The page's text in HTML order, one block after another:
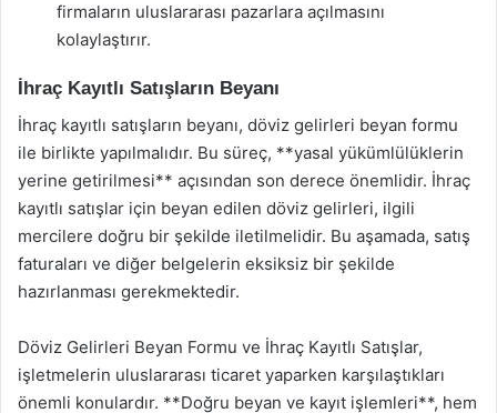
firmaların uluslararası pazarlara açılmasını
kolaylaştırır.
İhraç Kayıtlı Satışların Beyanı
İhraç kayıtlı satışların beyanı, döviz gelirleri beyan formu
ile birlikte yapılmalıdır. Bu süreç, **yasal yükümlülüklerin
yerine getirilmesi** açısından son derece önemlidir. İhraç
kayıtlı satışlar için beyan edilen döviz gelirleri, ilgili
mercilere doğru bir şekilde iletilmelidir. Bu aşamada, satış
faturaları ve diğer belgelerin eksiksiz bir şekilde
hazırlanması gerekmektedir.
Döviz Gelirleri Beyan Formu ve İhraç Kayıtlı Satışlar,
işletmelerin uluslararası ticaret yaparken karşılaştıkları
önemli konulardır. **Doğru beyan ve kayıt işlemleri**, hem